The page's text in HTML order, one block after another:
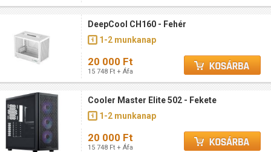
DeepCool CH160 - Fehér
1-2 munkanap
20 000 Ft
15 748 Ft + Áfa
Cooler Master Elite 502 - Fekete
1-2 munkanap
20 000 Ft
15 748 Ft + Áfa